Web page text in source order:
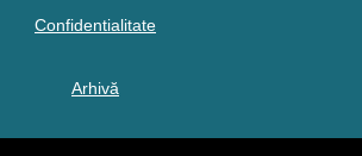
Confidentialitate
Arhivă